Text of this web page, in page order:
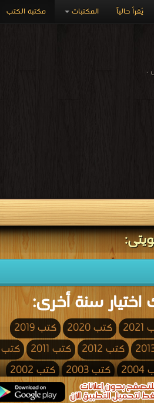
مكتبة الكتب المكتبات يُقرأ حالياً
.
اختيار سنة أخرى:
كتب 2020
كتب 2019
كتب 2012 كتب 2011
كتب 2010
كتب 2003
كتب 2002
كتب 1995 كتب 1994
كتب 1993